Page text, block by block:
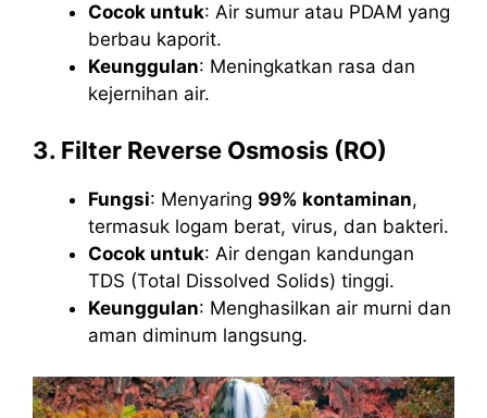
Cocok untuk: Air sumur atau PDAM yang
berbau kaporit.
Keunggulan: Meningkatkan rasa dan
kejernihan air.
3. Filter Reverse Osmosis (RO)
Fungsi: Menyaring 99% kontaminan,
termasuk logam berat, virus, dan bakteri.
Cocok untuk: Air dengan kandungan
TDS (Total Dissolved Solids) tinggi.
Keunggulan: Menghasilkan air murni dan
aman diminum langsung.